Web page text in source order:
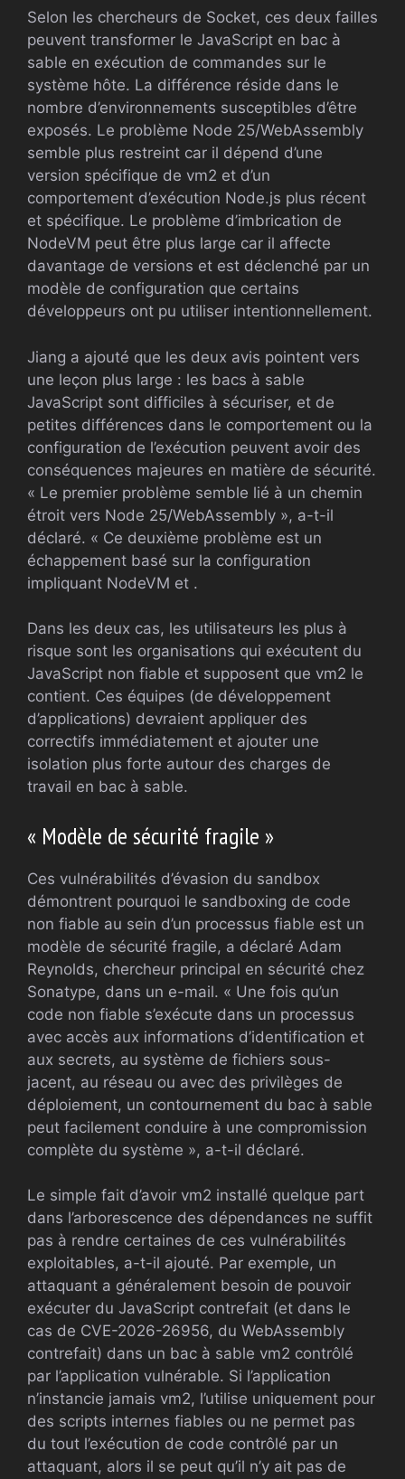
Selon les chercheurs de Socket, ces deux failles
peuvent transformer le JavaScript en bac à
sable en exécution de commandes sur le
système hôte. La différence réside dans le
nombre d’environnements susceptibles d’être
exposés. Le problème Node 25/WebAssembly
semble plus restreint car il dépend d’une
version spécifique de vm2 et d’un
comportement d’exécution Node.js plus récent
et spécifique. Le problème d’imbrication de
NodeVM peut être plus large car il affecte
davantage de versions et est déclenché par un
modèle de configuration que certains
développeurs ont pu utiliser intentionnellement.
Jiang a ajouté que les deux avis pointent vers
une leçon plus large : les bacs à sable
JavaScript sont difficiles à sécuriser, et de
petites différences dans le comportement ou la
configuration de l’exécution peuvent avoir des
conséquences majeures en matière de sécurité.
« Le premier problème semble lié à un chemin
étroit vers Node 25/WebAssembly », a-t-il
déclaré. « Ce deuxième problème est un
échappement basé sur la configuration
impliquant NodeVM et .
Dans les deux cas, les utilisateurs les plus à
risque sont les organisations qui exécutent du
JavaScript non fiable et supposent que vm2 le
contient. Ces équipes (de développement
d’applications) devraient appliquer des
correctifs immédiatement et ajouter une
isolation plus forte autour des charges de
travail en bac à sable.
« Modèle de sécurité fragile »
Ces vulnérabilités d’évasion du sandbox
démontrent pourquoi le sandboxing de code
non fiable au sein d’un processus fiable est un
modèle de sécurité fragile, a déclaré Adam
Reynolds, chercheur principal en sécurité chez
Sonatype, dans un e-mail. « Une fois qu’un
code non fiable s’exécute dans un processus
avec accès aux informations d’identification et
aux secrets, au système de fichiers sous-
jacent, au réseau ou avec des privilèges de
déploiement, un contournement du bac à sable
peut facilement conduire à une compromission
complète du système », a-t-il déclaré.
Le simple fait d’avoir vm2 installé quelque part
dans l’arborescence des dépendances ne suffit
pas à rendre certaines de ces vulnérabilités
exploitables, a-t-il ajouté. Par exemple, un
attaquant a généralement besoin de pouvoir
exécuter du JavaScript contrefait (et dans le
cas de CVE-2026-26956, du WebAssembly
contrefait) dans un bac à sable vm2 contrôlé
par l’application vulnérable. Si l’application
n’instancie jamais vm2, l’utilise uniquement pour
des scripts internes fiables ou ne permet pas
du tout l’exécution de code contrôlé par un
attaquant, alors il se peut qu’il n’y ait pas de